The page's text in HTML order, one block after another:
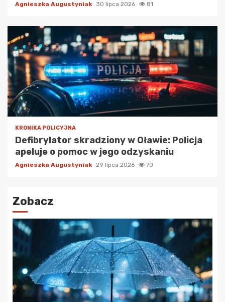
Agnieszka Augustyniak 30 lipca 2026 81
KRONIKA POLICYJNA
Defibrylator skradziony w Oławie: Policja
apeluje o pomoc w jego odzyskaniu
Agnieszka Augustyniak 29 lipca 2026 70
Zobacz